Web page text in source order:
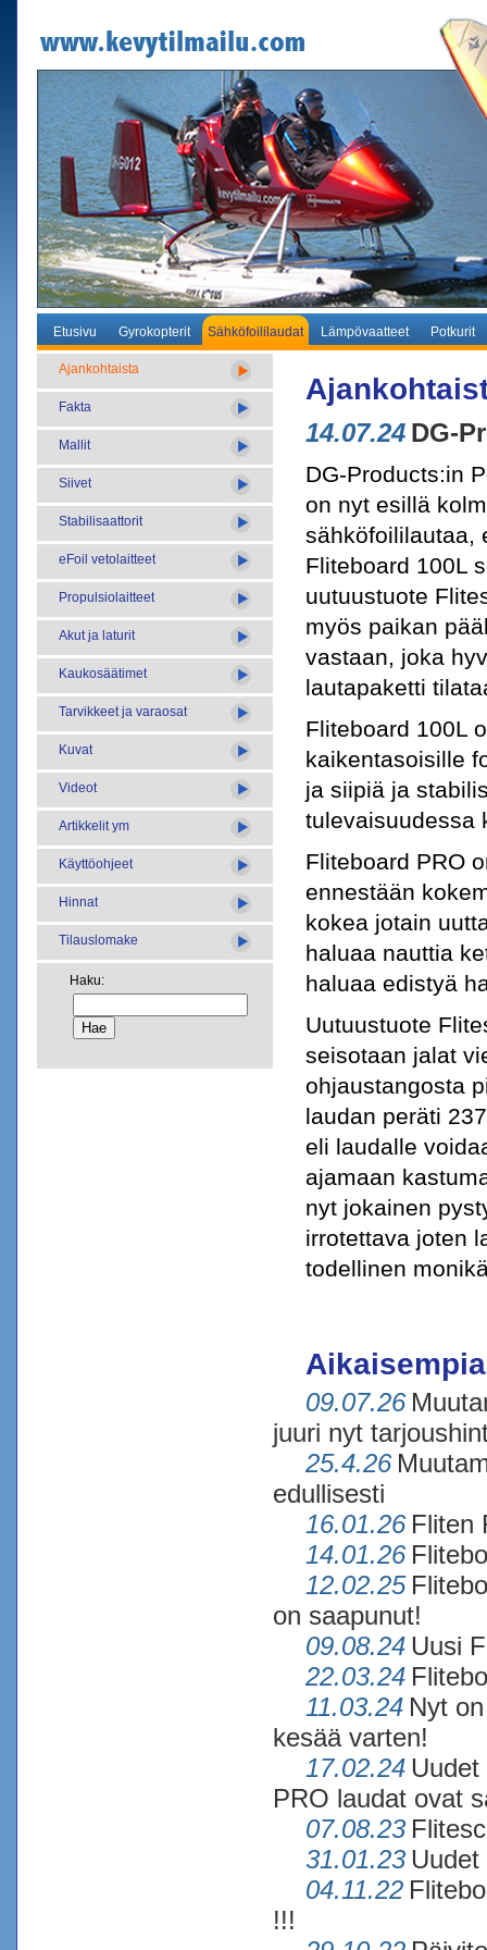
Etusivu Gyrokopterit Sähköfoililaudat Lämpövaatteet Potkurit
Ajankohtaista
Fakta
Mallit
Siivet
Stabilisaattorit
eFoil vetolaitteet
Propulsiolaitteet
Akut ja laturit
Kaukosäätimet
Tarvikkeet ja varaosat
Kuvat
Videot
Artikkelit ym
Käyttöohjeet
Hinnat
Tilauslomake
Haku:
14.07.24 DG-
DG-Products:in
on nyt esillä
sähköfoililautaa,
Fliteboard 100L
uutuustuote
myös paikan
vastaan, joka
lautapaketti
Fliteboard 100L
kaikentasoisille
ja siipiä ja
tulevaisuudessa
Fliteboard PRO
ennestään
kokea jotain
haluaa nauttia
haluaa edistyä
Uutuustuote
seisotaan jalat
ohjaustangosta
laudan peräti
eli laudalle
ajamaan
nyt jokainen
irrotettava joten
todellinen
09.07.26
juuri nyt
25.4.26
edullisesti
16.01.26 Fliten
14.01.26
12.02.25
on saapunut!
09.08.24 Uusi
22.03.24
11.03.24 Nyt
kesää varten!
17.02.24
PRO laudat ovat
07.08.23
31.01.23
04.11.22
!!!